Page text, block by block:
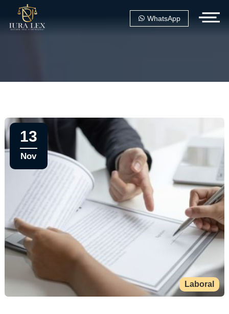
WhatsApp
Laboral
13
Nov